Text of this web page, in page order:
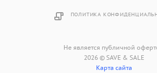
ПОЛИТИКА
Не является публичной
2026 © SAVE & SALE
Карта сайта